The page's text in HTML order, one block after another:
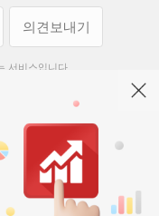
의견보내기
서비스입니다.
연이 발생할 수 있습니다.
대하여 법적인 책임을
의 무단 배포를 금합니다.
정보처리방침
오픈소스 라이선스
15층
86-54968